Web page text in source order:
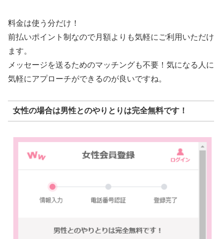
料金は使う分だけ！
前払いポイント制なので月額よりも気軽にご利用いただけ
ます。
メッセージを送るためのマッチングも不要！気になる人に
気軽にアプローチができるのが良いですね。
女性の場合は男性とのやりとりは完全無料です！